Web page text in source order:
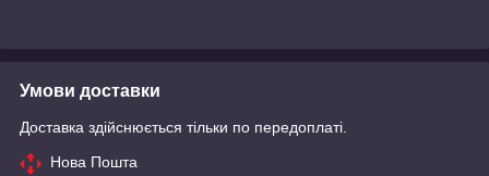
Умови доставки
Доставка здійснюється тільки по передоплаті.
Нова Пошта